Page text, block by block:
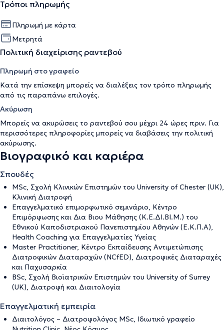
Τρόποι πληρωμής
Πληρωμή με κάρτα
Μετρητά
Πολιτική διαχείρισης ραντεβού
Πληρωμή στο γραφείο
Κατά την επίσκεψη μπορείς να διαλέξεις τον τρόπο πληρωμής
από τις παραπάνω επιλογές.
Ακύρωση
Μπορείς να ακυρώσεις το ραντεβού σου μέχρι 24 ώρες πριν. Για
περισσότερες πληροφορίες μπορείς να διαβάσεις την πολιτική
ακύρωσης.
Βιογραφικό και καριέρα
Σπουδές
MSc, Σχολή Κλινικών Επιστημών του University of Chester (UK),
Κλινική Διατροφή
Επαγγελματικό επιμορφωτικό σεμινάριο, Κέντρο
Επιμόρφωσης και Δια Βιου Μάθησης (Κ.Ε.ΔΙ.ΒΙ.Μ.) του
Εθνικού Καποδιστριακού Πανεπιστημίου Αθηνών (Ε.Κ.Π.Α),
Health Coaching για Επαγγελματίες Υγείας
Master Practitioner, Κέντρο Εκπαίδευσης Αντιμετώπισης
Διατροφικών Διαταραχών (NCfED), Διατροφικές Διαταραχές
και Παχυσαρκία
BSc, Σχολή Βιοϊατρικών Επιστημών του University of Surrey
(UK), Διατροφή και Διαιτολογία
Επαγγελματική εμπειρία
Διαιτολόγος – Διατροφολόγος MSc, Ιδιωτικό γραφείο